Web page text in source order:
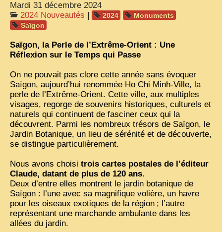
1908, RÉVOLTE
ANNAM CENTRE
COCHINCHINE
LAOS
CAMBODGE
REMARQUABLES
VIETNAM 1950
INDOCHINE HISTORIQUE
ARMÉE, JUSTICE, EDUCATION, RELIGION...
MÉTIERS, FÊTES, TRANSPORTS
TRADITIONS ET MODERNITÉ
Mardi 31 décembre 2024
2024 Nouveautés | 2024
Monuments
Saïgon
Saïgon, la Perle de l’Extrême-Orient : Une
Réflexion sur le Temps qui Passe
On ne pouvait pas clore cette année sans évoquer
Saïgon, aujourd’hui renommée Ho Chi Minh-Ville, la
perle de l’Extrême-Orient. Cette ville, aux multiples
visages, regorge de souvenirs historiques, culturels et
naturels qui continuent de fasciner ceux qui la
découvrent. Parmi les nombreux trésors de Saïgon, le
Jardin Botanique, un lieu de sérénité et de découverte,
se distingue particulièrement.
Nous avons choisi trois cartes postales de l’éditeur
Claude, datant de plus de 120 ans.
Deux d’entre elles montrent le jardin botanique de
Saïgon : l’une avec sa magnifique volière, un havre
pour les oiseaux exotiques de la région ; l’autre
représentant une marchande ambulante dans les
allées du jardin.